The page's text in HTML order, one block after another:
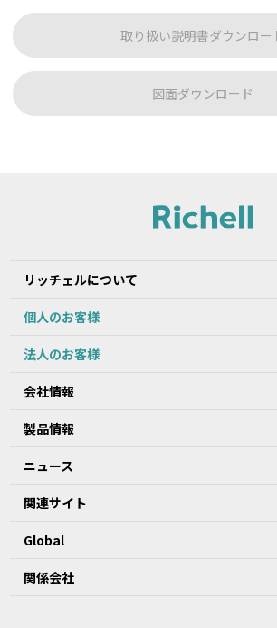
に従い本サービスを利用いただくものとし、本
ない場合には本サービスをご利用いただけない
第1条：本サービスでご提供する
場合があります。本サービスで提供している本
製品本体に同梱されている本データ等の内容と
問い合わせにはお応えできない場合があります
2.本サービスでは、すべての製品の本データ等
当該製品につき本データ等をご提供できない場
3.取扱説明書に記載の安全上のご注意は、本デ
4.製品には、取扱説明書を補足するために、取
物が同梱されている場合があります。本サービ
第3条：本サービスのご利用にお
取り扱い説明書ダウンロー
図面ダウンロード
リッチェルについて
個人のお客様
法人のお客様
会社情報
製品情報
ニュース
関連サイト
Global
関係会社